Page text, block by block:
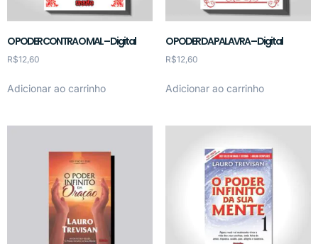
O PODER CONTRA O MAL – Digital
R$12,60
Adicionar ao carrinho
O PODER DA PALAVRA – Digital
R$12,60
Adicionar ao carrinho